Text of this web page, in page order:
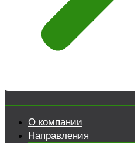
О компании
Направления